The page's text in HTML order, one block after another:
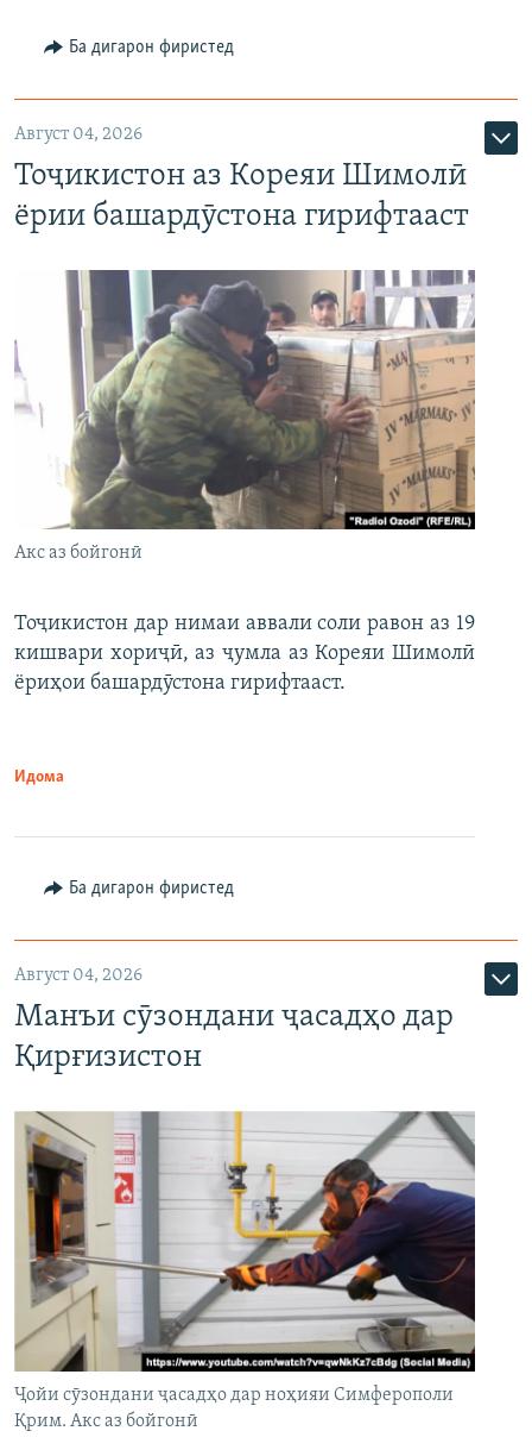
Ба дигарон фиристед
Август 04, 2026
Тоҷикистон аз Кореяи Шимолӣ
ёрии башардӯстона гирифтааст
Акс аз бойгонӣ
Тоҷикистон дар нимаи аввали соли равон аз 19
кишвари хориҷӣ, аз ҷумла аз Кореяи Шимолӣ
ёриҳои башардӯстона гирифтааст.
Идома
Ба дигарон фиристед
Август 04, 2026
Манъи сӯзондани ҷасадҳо дар
Қирғизистон
Ҷойи сӯзондани ҷасадҳо дар ноҳияи Симферополи
Қрим. Акс аз бойгонӣ